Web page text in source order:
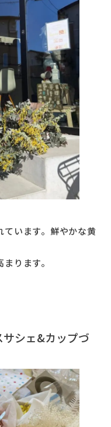
ています。鮮やかな黄
ります。
サシェ&カップづ